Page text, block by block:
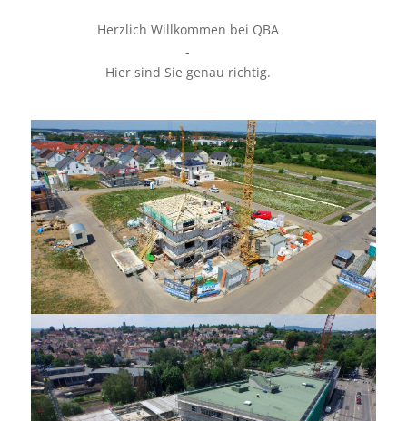
Herzlich Willkommen bei QBA
-
Hier sind Sie genau richtig.